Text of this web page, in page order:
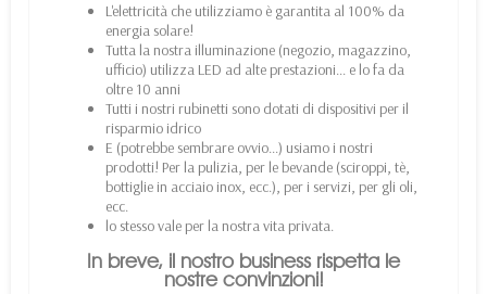
L'elettricità che utilizziamo è garantita al 100% da
energia solare!
Tutta la nostra illuminazione (negozio, magazzino,
ufficio) utilizza LED ad alte prestazioni... e lo fa da
oltre 10 anni
Tutti i nostri rubinetti sono dotati di dispositivi per il
risparmio idrico
E (potrebbe sembrare ovvio...) usiamo i nostri
prodotti! Per la pulizia, per le bevande (sciroppi, tè,
bottiglie in acciaio inox, ecc.), per i servizi, per gli oli,
ecc.
lo stesso vale per la nostra vita privata.
In breve, il nostro business rispetta le
nostre convinzioni!